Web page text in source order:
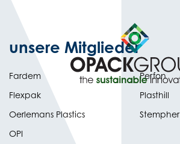
unsere Mitglieder
Fardem
Flexpak
Oerlemans Plastics
OPI
Perfon
Plasthill
Stempher